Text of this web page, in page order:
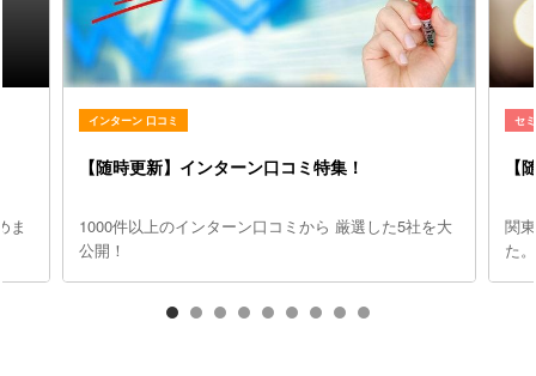
ま
インターン 口コミ
【随時更新】インターン口コミ特集！
1000件以上のインターン口コミから 厳選した5社を大
公開！
セ
【
関
た。